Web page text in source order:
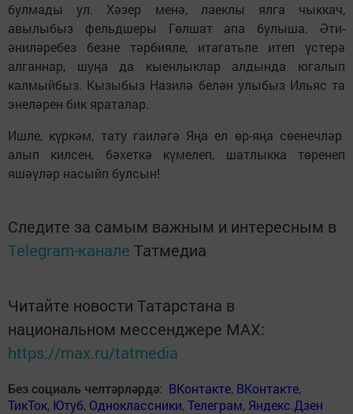
булмады ул. Хәзер менә, лаеклы ялга чыккач,
авылыбыз фельдшеры Гөлшат апа булыша. Әти-
әниләребез безне тәрбияле, итагатьле итеп үстерә
алганнар, шуңа да кыенлыклар алдында югалып
калмыйбыз. Кызыбыз Назилә белән улыбыз Ильяс та
энеләрен бик яраталар.
Ишле, күркәм, тату гаиләгә Яңа ел өр-яңа сөенечләр
алып килсен, бәхеткә күмелеп, шатлыкка төренеп
яшәүләр насыйп булсын!
Следите за самым важным и интересным в
Telegram-канале Татмедиа
Читайте новости Татарстана в
национальном мессенджере MАХ:
https://max.ru/tatmedia
Без социаль челтәрләрдә: ВКонтакте, ВКонтакте,
ТикТок, Ютуб, Одноклассники,Телеграм, Яндекс.Дзен